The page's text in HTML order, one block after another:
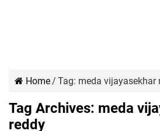
Home/ Tag: meda vijayasekhar
Tag Archives: meda
reddy